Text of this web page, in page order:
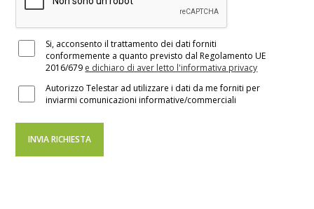
Si, acconsento il trattamento dei dati forniti
conformemente a quanto previsto dal Regolamento UE
2016/679 e dichiaro di aver letto l'informativa privacy
Autorizzo Telestar ad utilizzare i dati da me forniti per
inviarmi comunicazioni informative/commerciali